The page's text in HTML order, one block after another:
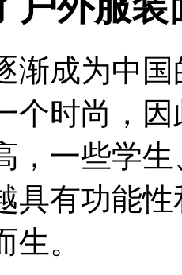
渐成为中
个时尚，
，一些学
具有功能
。